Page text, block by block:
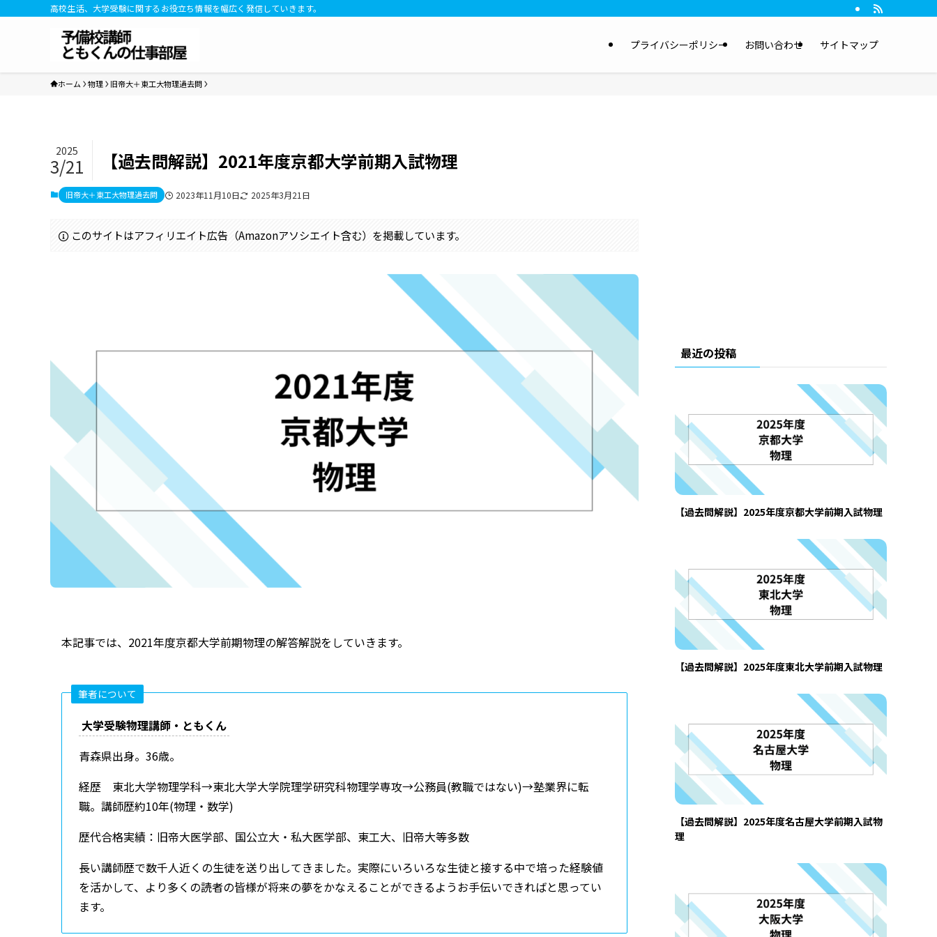
高校生活、大学受験に関するお役立ち情報を幅広く発信していきます。
プライバシーポリシー お問い合わせ サイトマップ
ホーム 物理 旧帝大＋東工大物理過去問
【過去問解説】2021年度京都大学前期入試物理
2025
3/21
旧帝大＋東工大物理過去問 2023年11月10日 2025年3月21日
このサイトはアフィリエイト広告（Amazonアソシエイト含む）を掲載しています。
本記事では、2021年度京都大学前期物理の解答解説をしていきます。
筆者について
大学受験物理講師・ともくん
青森県出身。36歳。
経歴 東北大学物理学科→東北大学大学院理学研究科物理学専攻→公務員(教職ではない)→塾業界に転
職。講師歴約10年(物理・数学)
歴代合格実績：旧帝大医学部、国公立大・私大医学部、東工大、旧帝大等多数
長い講師歴で数千人近くの生徒を送り出してきました。実際にいろいろな生徒と接する中で培った経験値
を活かして、より多くの読者の皆様が将来の夢をかなえることができるようお手伝いできればと思ってい
ます。
最近の投稿
【過去問解説】2025年度京都大学前期入試物理
【過去問解説】2025年度東北大学前期入試物理
【過去問解説】2025年度名古屋大学前期入試物
理